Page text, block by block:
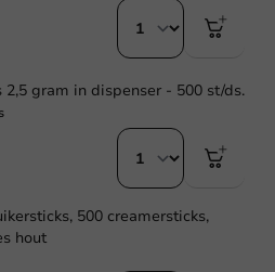
2,5 gram in dispenser - 500 st/ds.
500 creamersticks,
hout